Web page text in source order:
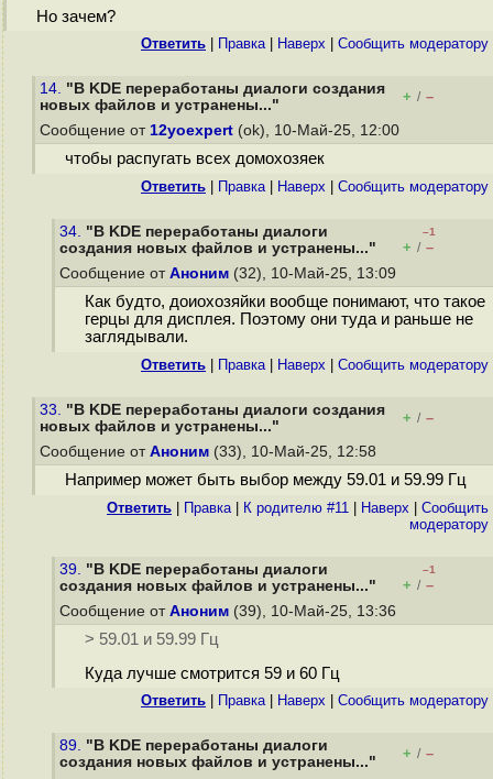
Но зачем?
Ответить Правка| Наверх Cообщить модератору
14. "В KDE переработаны диалоги создания
новых файлов и устранены..."
+ / –
Сообщение от 12yoexpert (ok), 10-Май-25, 12:00
чтобы распугать всех домохозяек
Ответить Правка| Наверх Cообщить модератору
34. "В KDE переработаны диалоги
создания новых файлов и устранены..."
–1
+ / –
Сообщение от Аноним (32), 10-Май-25, 13:09
Как будто, доиохозяйки вообще понимают, что такое
герцы для дисплея. Поэтому они туда и раньше не
заглядывали.
Ответить Правка| Наверх Cообщить модератору
33. "В KDE переработаны диалоги создания
новых файлов и устранены..."
+ / –
Сообщение от Аноним (33), 10-Май-25, 12:58
Например может быть выбор между 59.01 и 59.99 Гц
Ответить Правка| К родителю #11 Наверх
Cообщить
модератору
39. "В KDE переработаны диалоги
создания новых файлов и устранены..."
–1
+ / –
Сообщение от Аноним (39), 10-Май-25, 13:36
> 59.01 и 59.99 Гц
Куда лучше смотрится 59 и 60 Гц
Ответить Правка| Наверх Cообщить модератору
89. "В KDE переработаны диалоги
создания новых файлов и устранены..."
+ / –